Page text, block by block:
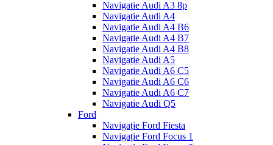
Navigatie Audi A3 8p
Navigatie Audi A4
Navigatie Audi A4 B6
Navigatie Audi A4 B7
Navigatie Audi A4 B8
Navigatie Audi A5
Navigatie Audi A6 C5
Navigatie Audi A6 C6
Navigatie Audi A6 C7
Navigatie Audi Q5
Ford
Navigație Ford Fiesta
Navigație Ford Focus 1